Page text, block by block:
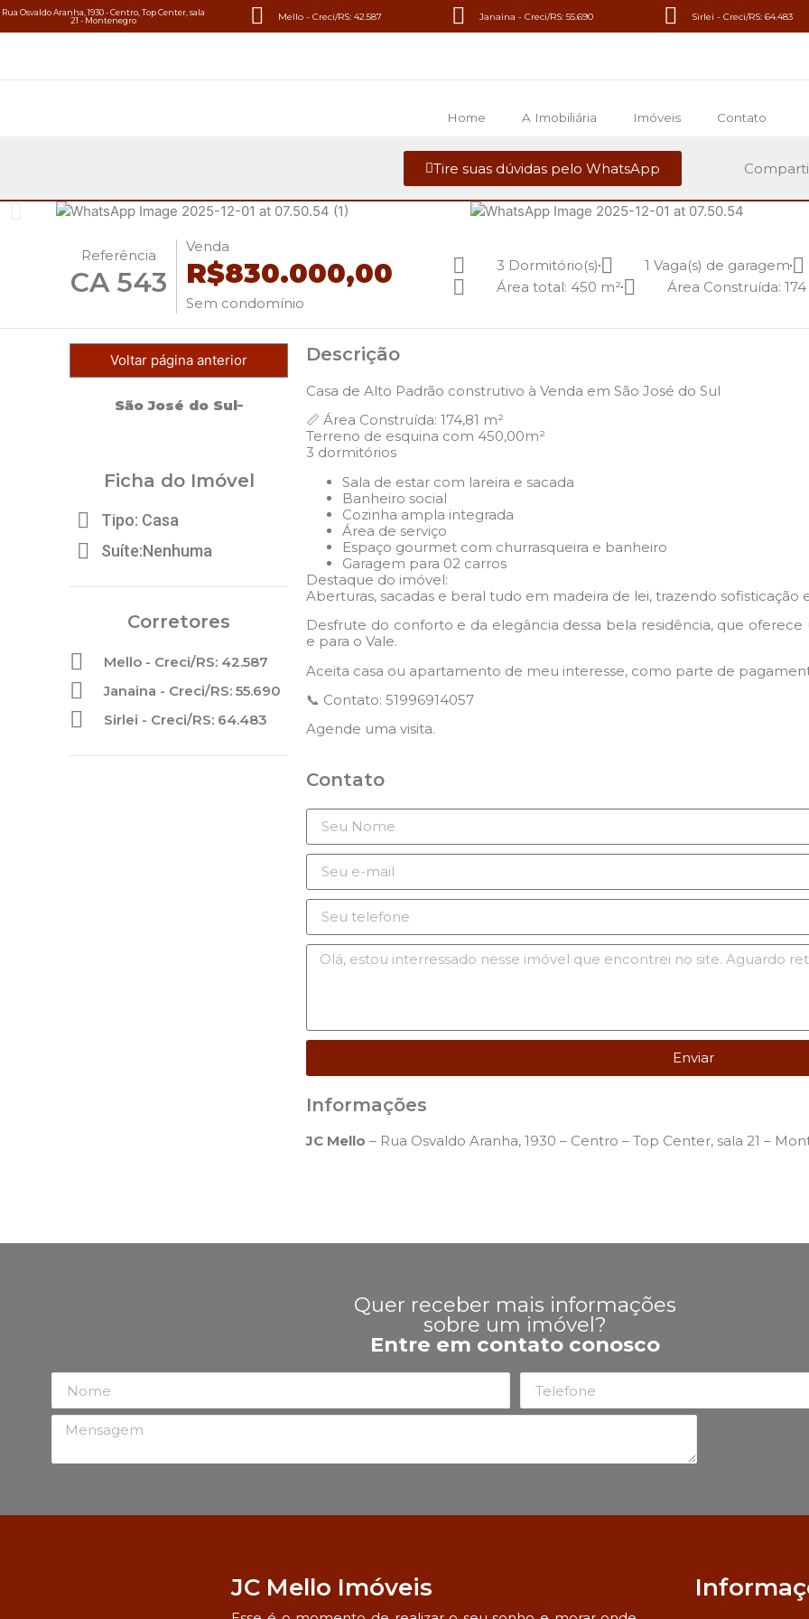
Rua Osvaldo Aranha, 1930 - Centro, Top Center, sala
21 - Montenegro
Mello - Creci/RS: 42.587 Janaina - Creci/RS: 55.690 Sirlei - Creci/RS: 64.483
Home A Imobiliária Imóveis Contato
Tire suas dúvidas pelo WhatsApp
Referência
CA 543
Venda
R$830.000,00
Sem condomínio
3 Dormitório(s) 1 Vaga(s) de garagem
Área total: 450 m²
Área Construída: 174
Voltar página anterior
São José do Sul
Ficha do Imóvel
Tipo: Casa
Suíte:Nenhuma
Corretores
Mello - Creci/RS: 42.587
Janaina - Creci/RS: 55.690
Sirlei - Creci/RS: 64.483
Descrição
Casa de Alto Padrão construtivo à Venda em São José do Sul
📏 Área Construída: 174,81 m²
Terreno de esquina com 450,00m²
3 dormitórios
Sala de estar com lareira e sacada
Banheiro social
Cozinha ampla integrada
Área de serviço
Espaço gourmet com churrasqueira e banheiro
Garagem para 02 carros
Destaque do imóvel:
Aberturas, sacadas e beral tudo em madeira de lei, trazendo sofisticação
Desfrute do conforto e da elegância dessa bela residência, que
e para o Vale.
Aceita casa ou apartamento de meu interesse, como parte de
📞 Contato: 51996914057
Agende uma visita.
Contato
Enviar
Informações
JC Mello – Rua Osvaldo Aranha, 1930 – Centro – Top Center, sala 21 –
Quer receber mais informações
sobre um imóvel?
Entre em contato conosco
JC Mello Imóveis